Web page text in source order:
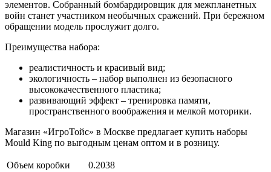
элементов. Собранный бомбардировщик для межпланетных
войн станет участником необычных сражений. При бережном
обращении модель прослужит долго.
Преимущества набора:
реалистичность и красивый вид;
экологичность – набор выполнен из безопасного
высококачественного пластика;
развивающий эффект – тренировка памяти,
пространственного воображения и мелкой моторики.
Магазин «ИгроТойс» в Москве предлагает купить наборы
Mould King по выгодным ценам оптом и в розницу.
Объем коробки
0.2038